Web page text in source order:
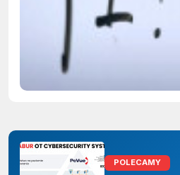
POLECAMY